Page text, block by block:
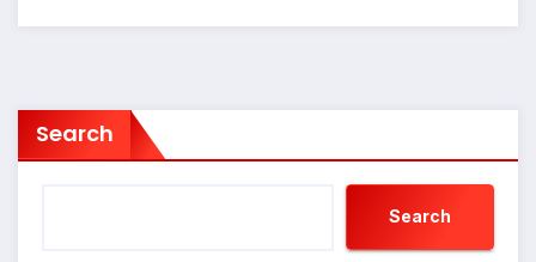
Search
Search